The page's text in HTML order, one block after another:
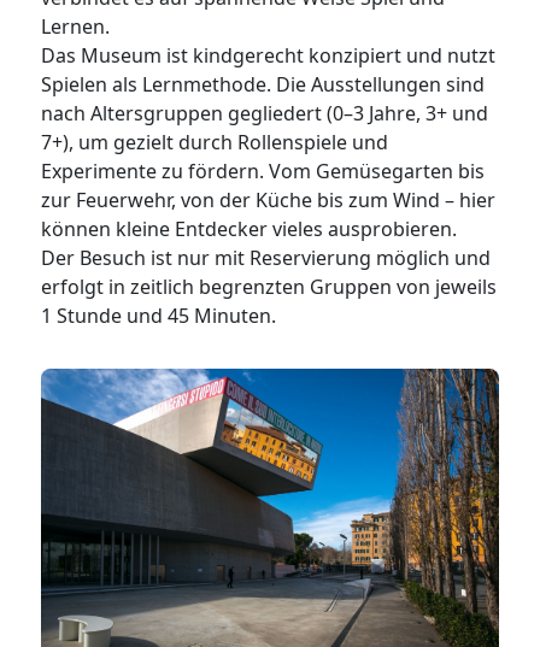
Lernen.
Das Museum ist kindgerecht konzipiert und nutzt
Spielen als Lernmethode. Die Ausstellungen sind
nach Altersgruppen gegliedert (0–3 Jahre, 3+ und
7+), um gezielt durch Rollenspiele und
Experimente zu fördern. Vom Gemüsegarten bis
zur Feuerwehr, von der Küche bis zum Wind – hier
können kleine Entdecker vieles ausprobieren.
Der Besuch ist nur mit Reservierung möglich und
erfolgt in zeitlich begrenzten Gruppen von jeweils
1 Stunde und 45 Minuten.